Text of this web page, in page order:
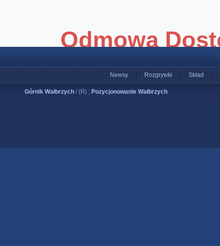
Newsy Rozgrywki Skład
Górnik Wałbrzych / (R) ; Pozycjonowanie Wałbrzych